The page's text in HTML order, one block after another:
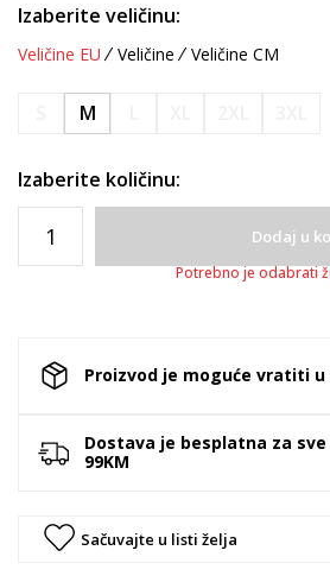
Izaberite veličinu:
Veličine EU Veličine Veličine CM
M
Izaberite količinu:
Dodaj u
Potrebno je odabrati
Proizvod je moguće vratiti u
Dostava je besplatna za
99KM
Sačuvajte u listi želja